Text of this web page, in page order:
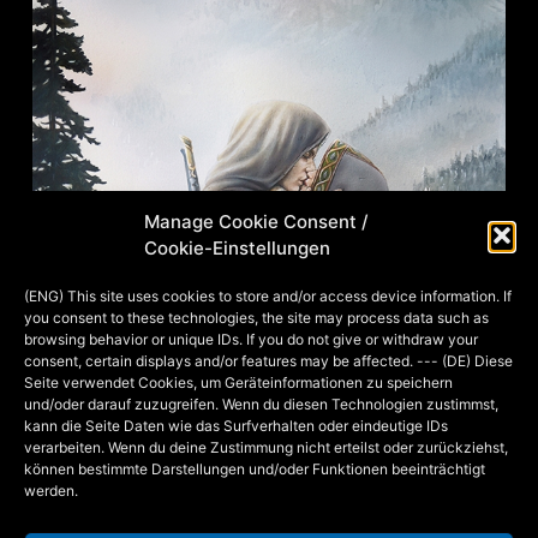
Manage Cookie Consent /
Cookie-Einstellungen
(ENG) This site uses cookies to store and/or access device information. If
you consent to these technologies, the site may process data such as
browsing behavior or unique IDs. If you do not give or withdraw your
consent, certain displays and/or features may be affected. --- (DE) Diese
Seite verwendet Cookies, um Geräteinformationen zu speichern
und/oder darauf zuzugreifen. Wenn du diesen Technologien zustimmst,
kann die Seite Daten wie das Surfverhalten oder eindeutige IDs
verarbeiten. Wenn du deine Zustimmung nicht erteilst oder zurückziehst,
können bestimmte Darstellungen und/oder Funktionen beeinträchtigt
werden.
“Songbird and eagle”, Airbrush & Aquarell, ca. DIN A3 hoch,
2019